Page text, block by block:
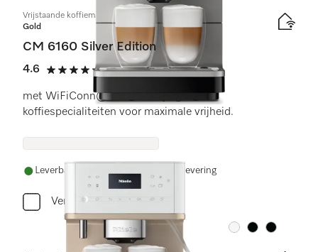
Vrijstaande koffiemachine
Gold
CM 6160 Silver Edition
4.6
4.6 sterren op 5
(11 beoordelingen)
met WiFiConn@ct en veelzijdige
koffiespecialiteiten voor maximale vrijheid.
Leverbaar uit voorraad met gratis levering
Vergelijken
Kleur:Kleur:Kleur: